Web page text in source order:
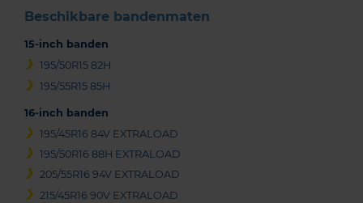
Beschikbare bandenmaten
15-inch banden
195/50R15 82H
195/55R15 85H
16-inch banden
195/45R16 84V EXTRALOAD
195/50R16 88H EXTRALOAD
205/55R16 94V EXTRALOAD
215/45R16 90V EXTRALOAD